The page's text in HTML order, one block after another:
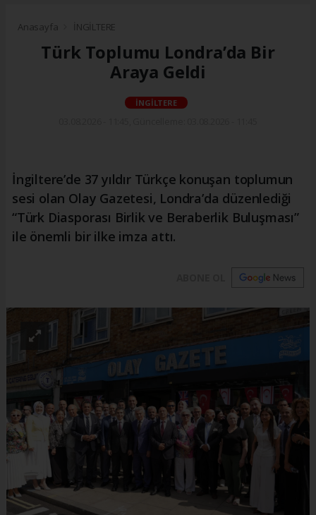
Anasayfa İNGİLTERE
Türk Toplumu Londra’da Bir
Araya Geldi
İNGİLTERE
İngiltere’de 37 yıldır Türkçe konuşan toplumun
sesi olan Olay Gazetesi, Londra’da düzenlediği
“Türk Diasporası Birlik ve Beraberlik Buluşması”
ile önemli bir ilke imza attı.